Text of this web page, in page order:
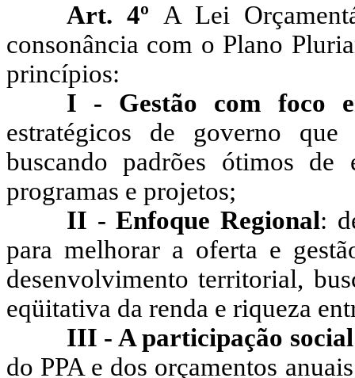
Art. 4º A Lei
consonância com o Plano
princípios:
I - Gestão com foco
estratégicos de governo
buscando padrões ótimos
programas e projetos;
II - Enfoque Regional:
para melhorar a oferta e
desenvolvimento territorial,
eqüitativa da renda e riqueza
III - A participação social
do PPA e dos orçamentos